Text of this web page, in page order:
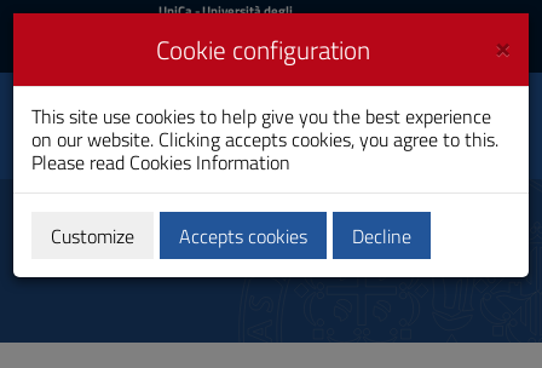
Skip
Content
to
Go
UniCa
Login
UniCa- Università degli
Login UniCA News
Toggle
navigation
EDUC
2022
×
Cookie configuration
This site use cookies to help give you the best experience
on our website. Clicking accepts cookies, you agree to this.
Please read Cookies Information
Customize Accepts cookies Decline